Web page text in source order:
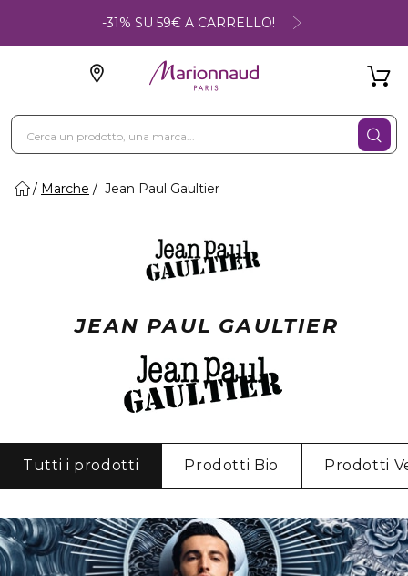
-31% SU 59€ A CARRELLO!
Marche Jean Paul Gaultier
JEAN PAUL GAULTIER
Tutti i prodotti Prodotti Bio Prodotti